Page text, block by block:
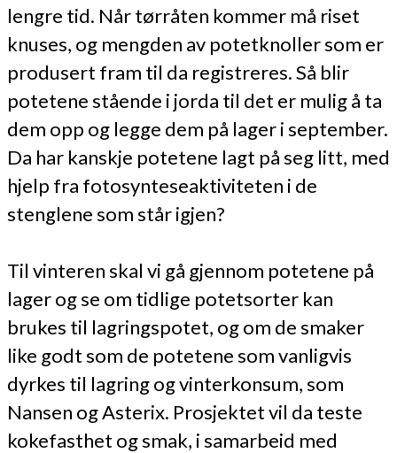
lengre tid. Når tørråten kommer må riset
knuses, og mengden av potetknoller som er
produsert fram til da registreres. Så blir
potetene stående i jorda til det er mulig å ta
dem opp og legge dem på lager i september.
Da har kanskje potetene lagt på seg litt, med
hjelp fra fotosynteseaktiviteten i de
stenglene som står igjen?
Til vinteren skal vi gå gjennom potetene på
lager og se om tidlige potetsorter kan
brukes til lagringspotet, og om de smaker
like godt som de potetene som vanligvis
dyrkes til lagring og vinterkonsum, som
Nansen og Asterix. Prosjektet vil da teste
kokefasthet og smak, i samarbeid med